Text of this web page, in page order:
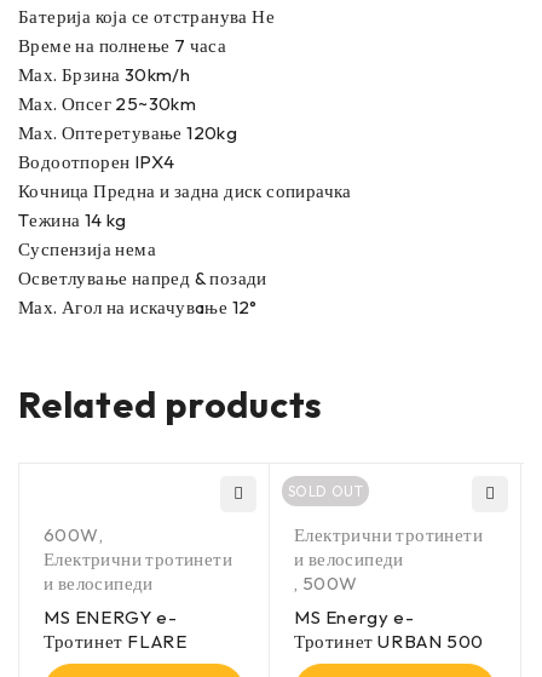
Батерија која се отстранува Не
Време на полнење 7 часа
Мах. Брзина 30km/h
Мах. Опсег 25~30km
Мах. Оптеретување 120kg
Водоотпорен IPX4
Кочница Предна и задна диск сопирачка
Tежина 14 kg
Суспензија нема
Осветлување напред & позади
Мах. Агол на искачувaње 12°
Related products
600W
Електрични тротинети
и велосипеди
MS ENERGY e-
Тротинет FLARE
SOLD OUT
Електрични тротинети
и велосипеди
500W
MS Energy e-
Тротинет URBAN 500